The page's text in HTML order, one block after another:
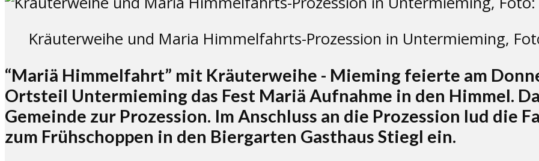
Kräuterweihe und Maria Himmelfahrts-Prozession in Untermieming,
“Mariä Himmelfahrt” mit Kräuterweihe - Mieming feierte am
Ortsteil Untermieming das Fest Mariä Aufnahme in den Himmel.
Gemeinde zur Prozession. Im Anschluss an die Prozession lud die
zum Frühschoppen in den Biergarten Gasthaus Stiegl ein.